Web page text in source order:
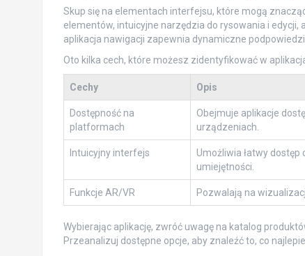
Skup się na elementach interfejsu, które mogą
elementów, intuicyjne narzędzia do rysowania i edycji,
aplikacja nawigacji zapewnia dynamiczne
Oto kilka cech, które możesz zidentyfikować w
Cechy Opis
Dostępność na
platformach
Obejmuje aplikacje
urządzeniach.
Intuicyjny interfejs
Umożliwia łatwy
umiejętności.
Funkcje AR/VR Pozwalają na
Wybierając aplikację, zwróć uwagę na katalog
Przeanalizuj dostępne opcje, aby znaleźć to, co